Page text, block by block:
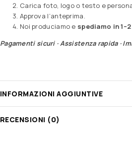
Carica foto, logo o testo e
Approva l’anteprima.
Noi produciamo e spediamo in
Pagamenti sicuri · Assistenza rapida ·
INFORMAZIONI AGGIUNTIVE
RECENSIONI (0)